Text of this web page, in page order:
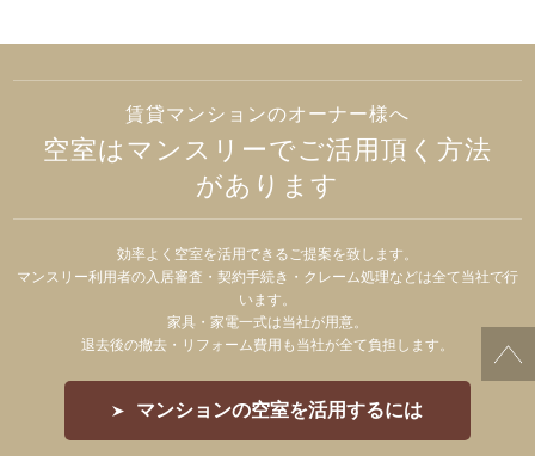
賃貸マンションのオーナー様へ
空室はマンスリーでご活用頂く方法
があります
効率よく空室を活用できるご提案を致します。
マンスリー利用者の入居審査・契約手続き・クレーム処理などは全て当社で行
います。
家具・家電一式は当社が用意。
退去後の撤去・リフォーム費用も当社が全て負担します。
マンションの空室を活用するには